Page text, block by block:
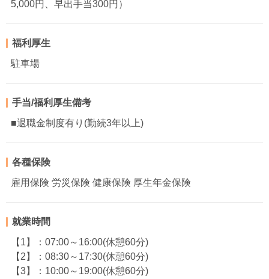
5,000円、早出手当300円）
福利厚生
駐車場
手当/福利厚生備考
■退職金制度有り(勤続3年以上)
各種保険
雇用保険 労災保険 健康保険 厚生年金保険
就業時間
【1】：07:00～16:00(休憩60分)
【2】：08:30～17:30(休憩60分)
【3】：10:00～19:00(休憩60分)